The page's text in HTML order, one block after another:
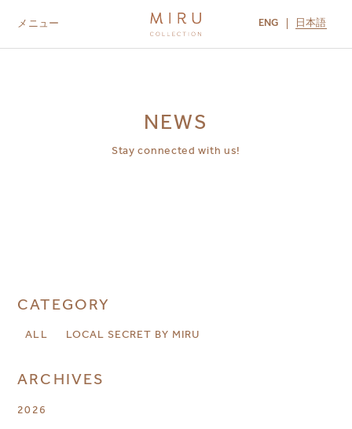
メニュー ENG 日本語
NEWS
Stay connected with us!
CATEGORY
ALL LOCAL SECRET BY MIRU
ARCHIVES
2026